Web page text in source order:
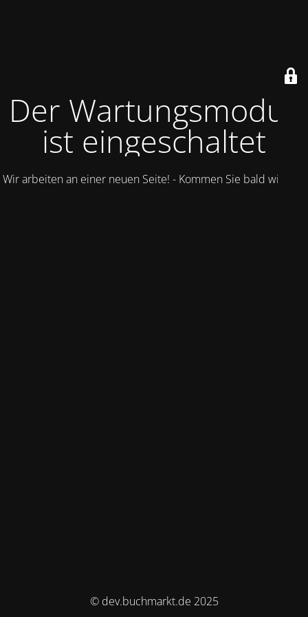
Der Wartungsmodus
ist eingeschaltet
Wir arbeiten an einer neuen Seite! - Kommen Sie bald wieder.
© dev.buchmarkt.de 2025